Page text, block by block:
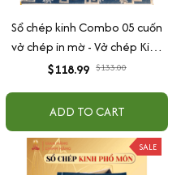
Sổ chép kinh Combo 05 cuốn
vở chép in mờ - Vở chép Kinh
Địa Tạng/Chú Đại Bi/ Kinh Sám
in mờ(Kèm Vòng Tràng 108
$118.99 $133.00
ADD TO CART
SALE